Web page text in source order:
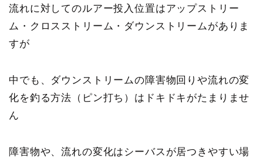
流れに対してのルアー投入位置はアップストリー
ム・クロスストリーム・ダウンストリームがありま
すが
中でも、 ダウンストリームの障害物回りや流れの変
化を釣る方法（ピン打ち）はドキドキがたまりませ
ん
障害物や、流れの変化はシーバスが居つきやすい場